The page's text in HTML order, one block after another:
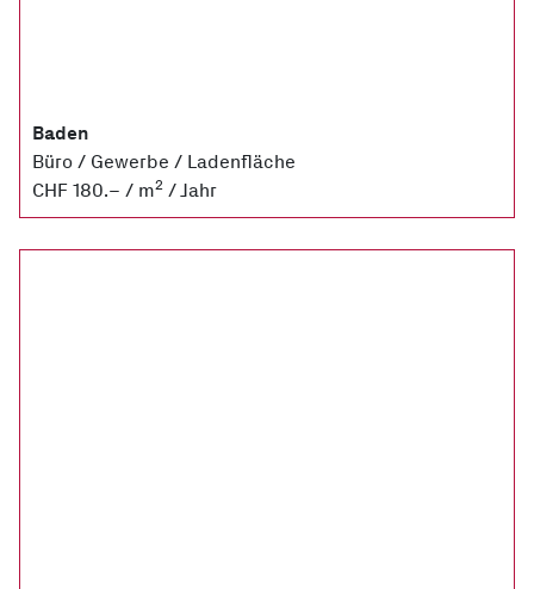
Baden
Büro / Gewerbe / Ladenfläche
CHF 180.– / m2 / Jahr